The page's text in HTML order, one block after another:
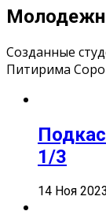
Созданные
Питирима
1/3
14 Ноя